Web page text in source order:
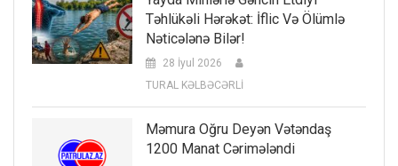
Təhlükəli Hərəkət: İflic Və Ölümlə
Nəticələnə Bilər!
28 İyul 2026
TURAL KƏLBƏCƏRLİ
Məmura Oğru Deyən Vətəndaş
1200 Manat Cərimələndi